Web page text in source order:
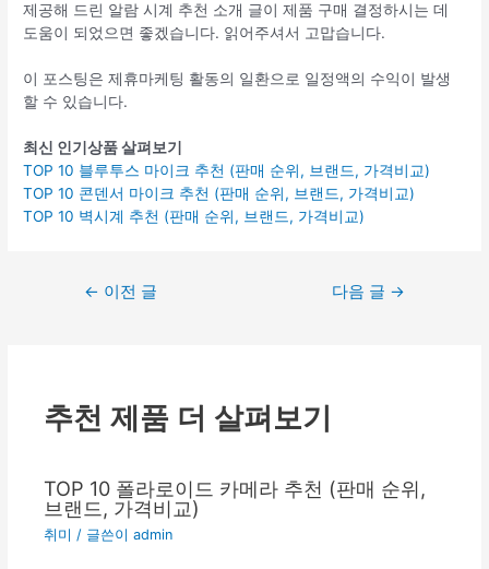
제공해 드린 알람 시계 추천 소개 글이 제품 구매 결정하시는 데
도움이 되었으면 좋겠습니다. 읽어주셔서 고맙습니다.
이 포스팅은 제휴마케팅 활동의 일환으로 일정액의 수익이 발생
할 수 있습니다.
최신 인기상품 살펴보기
TOP 10 블루투스 마이크 추천 (판매 순위, 브랜드, 가격비교)
TOP 10 콘덴서 마이크 추천 (판매 순위, 브랜드, 가격비교)
TOP 10 벽시계 추천 (판매 순위, 브랜드, 가격비교)
← 이전 글 다음 글 →
추천 제품 더 살펴보기
TOP 10 폴라로이드 카메라 추천 (판매 순위,
브랜드, 가격비교)
취미 / 글쓴이admin